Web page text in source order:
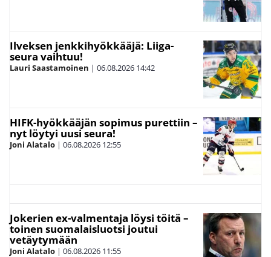
Ilveksen jenkkihyökkääjä: Liiga-
seura vaihtuu!
Lauri Saastamoinen | 06.08.2026 14:42
HIFK-hyökkääjän sopimus purettiin –
nyt löytyi uusi seura!
Joni Alatalo | 06.08.2026 12:55
Jokerien ex-valmentaja löysi töitä –
toinen suomalaisluotsi joutui
vetäytymään
Joni Alatalo | 06.08.2026 11:55